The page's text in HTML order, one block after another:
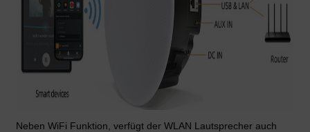
Neben WiFi Funktion, verfügt der WLAN Lautsprecher auch